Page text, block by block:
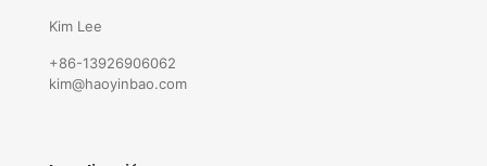
Kim Lee
+86-13926906062
kim@haoyinbao.com